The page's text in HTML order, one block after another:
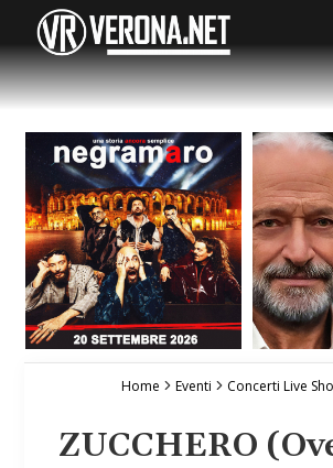
Home Eventi Concerti Live
ZUCCHERO